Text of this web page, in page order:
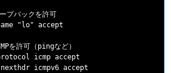
プバックを許可
"lo" accept
許可（pingなど）
icmp accept
icmpv6 accept